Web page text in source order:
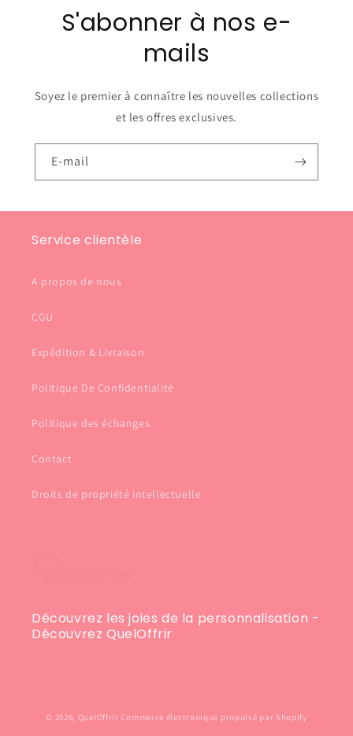
S'abonner à nos e-
mails
Soyez le premier à connaître les nouvelles collections
et les offres exclusives.
E-mail
Service clientèle
A propos de nous
CGU
Expédition & Livraison
Politique De Confidentialité
Politique des échanges
Contact
Droits de propriété intellectuelle
Découvrez les joies de la personnalisation -
Découvrez QuelOffrir
© 2026, QuelOffrir Commerce électronique propulsé par Shopify